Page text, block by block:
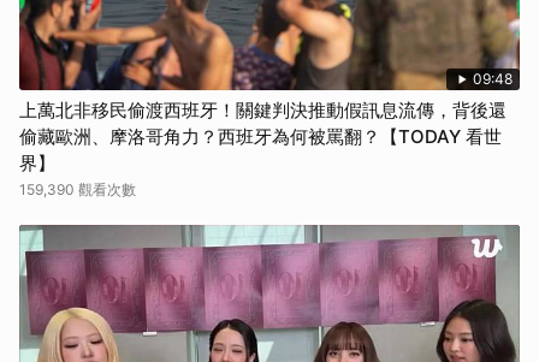
09:48
上萬北非移民偷渡西班牙！關鍵判決推動假訊息流傳，背後還
偷藏歐洲、摩洛哥角力？西班牙為何被罵翻？【TODAY 看世
界】
159,390 觀看次數